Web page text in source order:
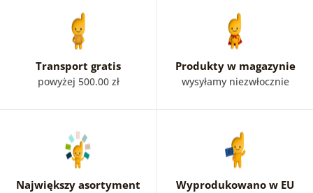
Transport gratis
powyżej 500.00 zł
Produkty w magazynie
wysyłamy niezwłocznie
Największy asortyment Wyprodukowano w EU